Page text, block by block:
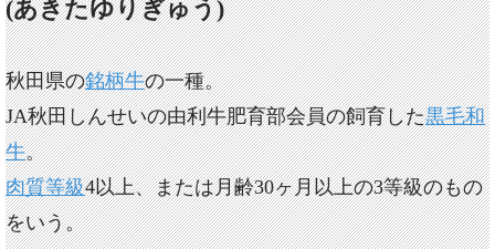
(あきたゆりぎゅう)
秋田県の銘柄牛の一種。
JA秋田しんせいの由利牛肥育部会員の飼育した黒毛和
牛。
肉質等級4以上、または月齢30ヶ月以上の3等級のもの
をいう。